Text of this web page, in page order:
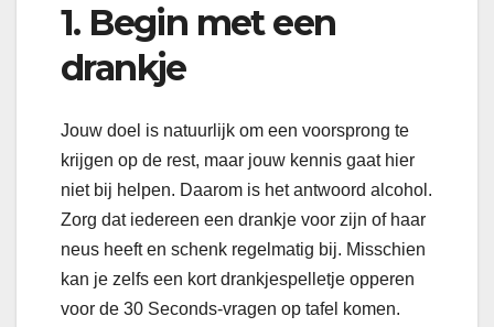
1. Begin met een
drankje
Jouw doel is natuurlijk om een voorsprong te
krijgen op de rest, maar jouw kennis gaat hier
niet bij helpen. Daarom is het antwoord alcohol.
Zorg dat iedereen een drankje voor zijn of haar
neus heeft en schenk regelmatig bij. Misschien
kan je zelfs een kort drankjespelletje opperen
voor de 30 Seconds-vragen op tafel komen.